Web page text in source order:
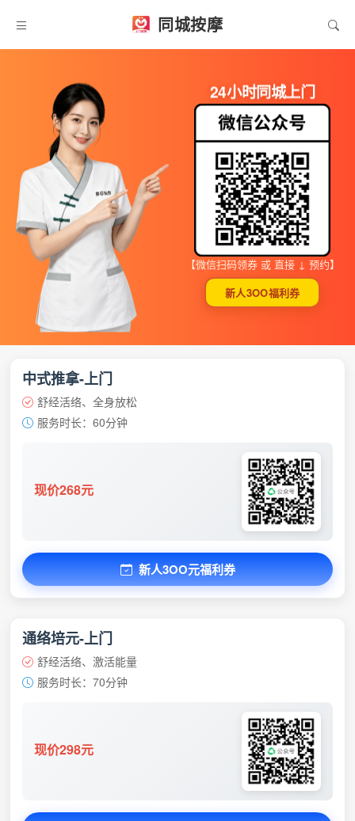
同城按摩
24小时同城上门
【微信扫码领券 或 直接 ↓ 预约】
新人3OO福利券
中式推拿-上门
舒经活络、全身放松
服务时长：60分钟
现价268元
新人3OO元福利券
通络培元-上门
舒经活络、激活能量
服务时长：70分钟
现价298元